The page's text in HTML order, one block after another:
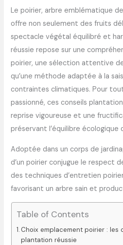
Le poirier, arbre emblématique
offre non seulement des fruits
spectacle végétal équilibré et
réussie repose sur une
poirier, une sélection attentive
qu’une méthode adaptée à la
contraintes climatiques. Pour
passionné, ces conseils
reprise vigoureuse et une
préservant l’équilibre écologique
Adoptée dans un corps de
d’un poirier conjugue le respect
des techniques d’entretien
favorisant un arbre sain et
Table of Contents
Choix emplacement poirier : les
plantation réussie